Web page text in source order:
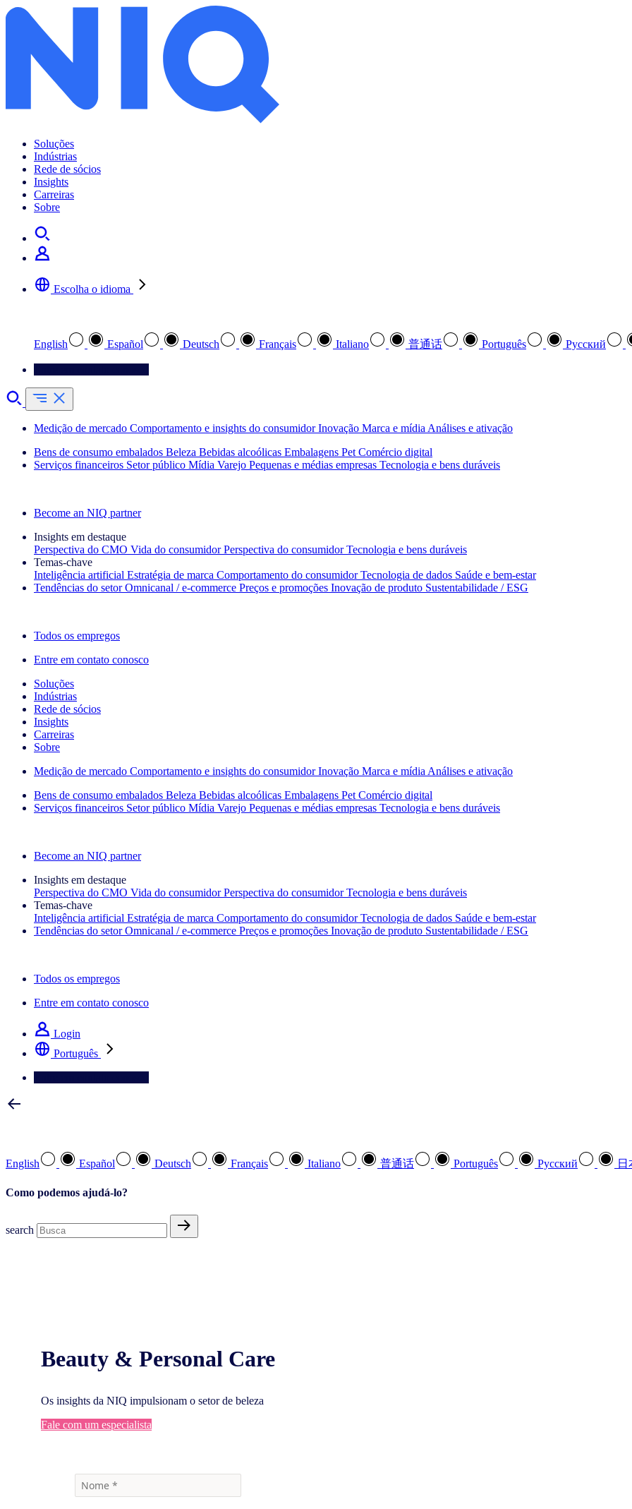
Soluções
Indústrias
Rede de sócios
Insights
Carreiras
Sobre
Escolha o idioma
English Español Deutsch Français Italiano 普通话 Português Pусский
Medição de mercado Comportamento e insights do consumidor Inovação Marca e mídia Análises e ativação
Bens de consumo embalados Beleza Bebidas alcoólicas Embalagens Pet Comércio digital
Serviços financeiros Setor público Mídia Varejo Pequenas e médias empresas Tecnologia e bens duráveis
Become an NIQ partner
Insights em destaque
Perspectiva do CMO Vida do consumidor Perspectiva do consumidor Tecnologia e bens duráveis
Temas‑chave
Inteligência artificial Estratégia de marca Comportamento do consumidor Tecnologia de dados Saúde e bem‑estar
Tendências do setor Omnicanal / e‑commerce Preços e promoções Inovação de produto Sustentabilidade / ESG
Todos os empregos
Entre em contato conosco
Soluções
Indústrias
Rede de sócios
Insights
Carreiras
Sobre
Medição de mercado Comportamento e insights do consumidor Inovação Marca e mídia Análises e ativação
Bens de consumo embalados Beleza Bebidas alcoólicas Embalagens Pet Comércio digital
Serviços financeiros Setor público Mídia Varejo Pequenas e médias empresas Tecnologia e bens duráveis
Become an NIQ partner
Insights em destaque
Perspectiva do CMO Vida do consumidor Perspectiva do consumidor Tecnologia e bens duráveis
Temas‑chave
Inteligência artificial Estratégia de marca Comportamento do consumidor Tecnologia de dados Saúde e bem‑estar
Tendências do setor Omnicanal / e‑commerce Preços e promoções Inovação de produto Sustentabilidade / ESG
Todos os empregos
Entre em contato conosco
Login
Português
English Español Deutsch Français Italiano 普通话 Português Pусский 日
Como podemos ajudá-lo?
search
Beauty & Personal Care
Os insights da NIQ impulsionam o setor de beleza
Fale com um especialista